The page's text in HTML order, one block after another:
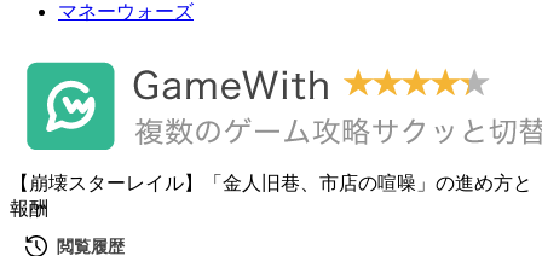
マネーウォーズ
【崩壊スターレイル】「金人旧巷、市店の喧噪」の進め方と
報酬